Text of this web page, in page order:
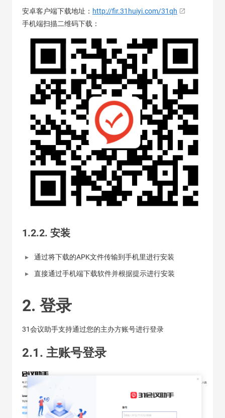
安卓客户端下载地址： http://fir.31huiyi.com/31qh
手机端扫描二维码下载：
1.2.2. 安装
通过将下载的APK文件传输到手机里进行安装
直接通过手机端下载软件并根据提示进行安装
2. 登录
31会议助手支持通过您的主办方账号进行登录
2.1. 主账号登录